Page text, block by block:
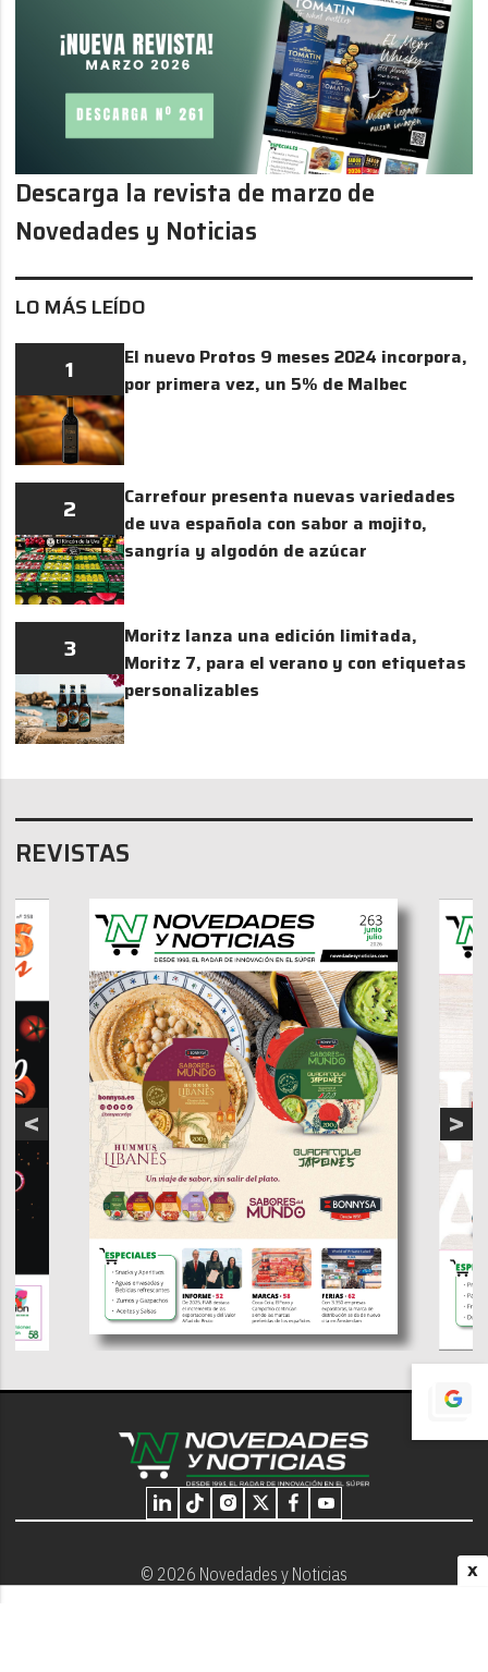
X
LO MÁS LEÍDO
1
El nuevo Protos 9 meses 2024 incorpora,
por primera vez, un 5% de Malbec
2
Carrefour presenta nuevas variedades
de uva española con sabor a mojito,
sangría y algodón de azúcar
3
Moritz lanza una edición limitada,
Moritz 7, para el verano y con etiquetas
personalizables
Descarga la revista de marzo de
Novedades y Noticias
REVISTAS
© 2026 Novedades y Noticias